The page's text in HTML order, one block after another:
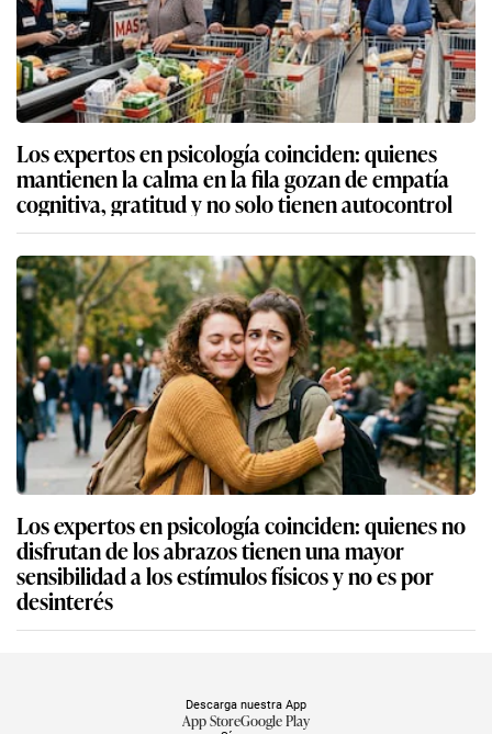
Los expertos en psicología coinciden: quienes
mantienen la calma en la fila gozan de empatía
cognitiva, gratitud y no solo tienen autocontrol
Los expertos en psicología coinciden: quienes no
disfrutan de los abrazos tienen una mayor
sensibilidad a los estímulos físicos y no es por
desinterés
Descarga nuestra App
App StoreGoogle Play